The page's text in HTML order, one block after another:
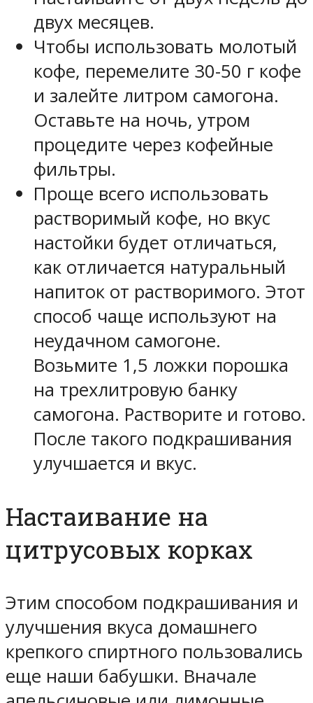
двух месяцев.
Чтобы использовать молотый
кофе, перемелите 30-50 г кофе
и залейте литром самогона.
Оставьте на ночь, утром
процедите через кофейные
фильтры.
Проще всего использовать
растворимый кофе, но вкус
настойки будет отличаться,
как отличается натуральный
напиток от растворимого. Этот
способ чаще используют на
неудачном самогоне.
Возьмите 1,5 ложки порошка
на трехлитровую банку
самогона. Растворите и готово.
После такого подкрашивания
улучшается и вкус.
Настаивание на
цитрусовых корках
Этим способом подкрашивания и
улучшения вкуса домашнего
крепкого спиртного пользовались
еще наши бабушки. Вначале